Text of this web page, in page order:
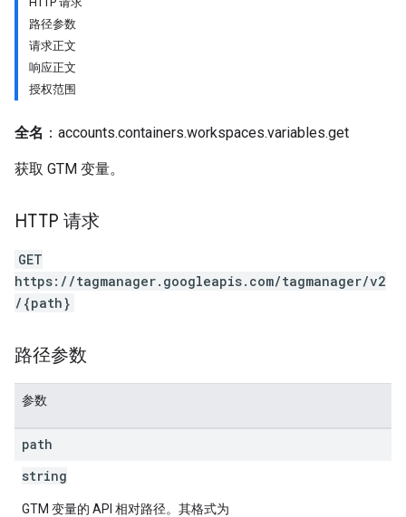
路径参数
请求正文
响应正文
授权范围
全名 ：accounts.containers.workspaces.variables.get
获取 GTM 变量。
HTTP 请求
GET
https://tagmanager.googleapis.com/tagmanager/v2
/{path}
路径参数
参数
path
string
GTM 变量的 API 相对路径。其格式为